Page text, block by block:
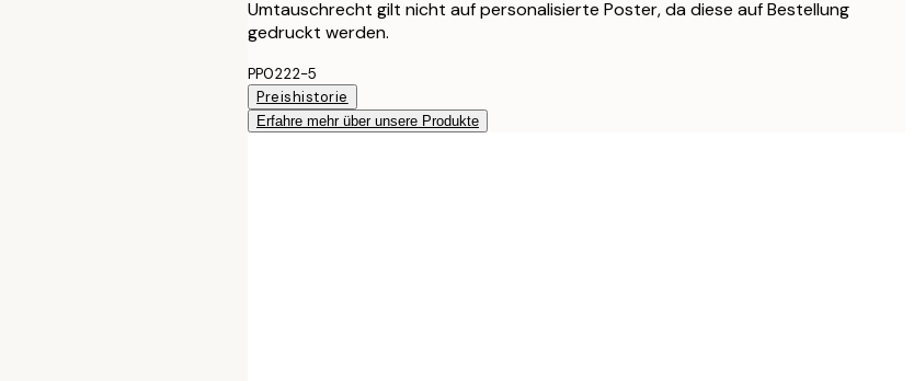
Umtauschrecht gilt nicht auf personalisierte Poster, da diese auf Bestellung
gedruckt werden.
PP0222-5
Preishistorie
Erfahre mehr über unsere Produkte